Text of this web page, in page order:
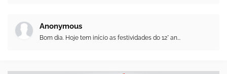
Anonymous
Bom dia. Hoje tem início as festividades do 12° an...